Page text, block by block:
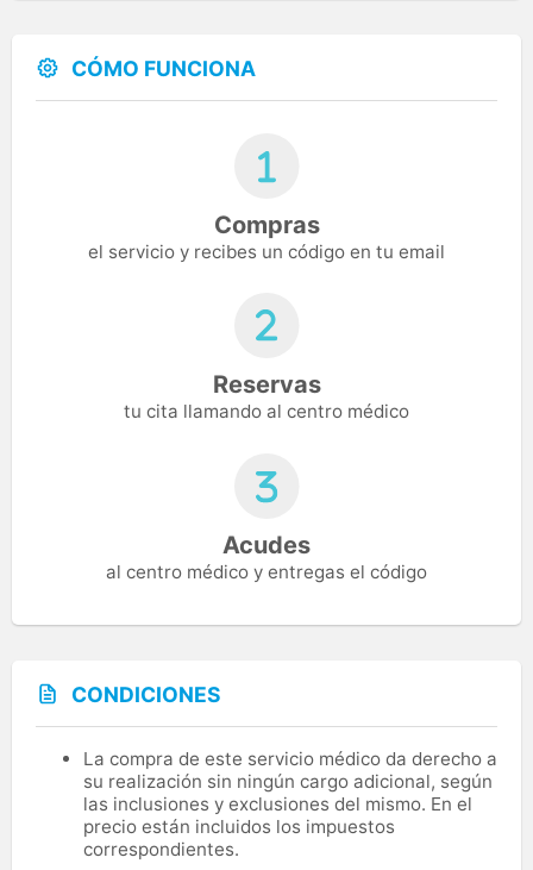
CÓMO FUNCIONA
Compras
el servicio y recibes un código en tu email
Reservas
tu cita llamando al centro médico
Acudes
al centro médico y entregas el código
CONDICIONES
La compra de este servicio médico da derecho a
su realización sin ningún cargo adicional, según
las inclusiones y exclusiones del mismo. En el
precio están incluidos los impuestos
correspondientes.